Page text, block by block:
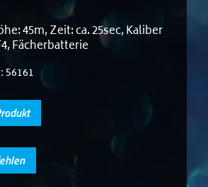
45m, Zeit: ca. 25sec, Kaliber
Fächerbatterie
56161